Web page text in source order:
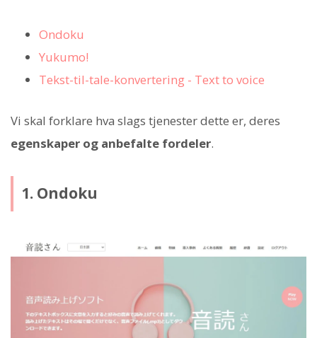
Ondoku
Yukumo!
Tekst-til-tale-konvertering - Text to voice
Vi skal forklare hva slags tjenester dette er, deres
egenskaper og anbefalte fordeler.
1. Ondoku